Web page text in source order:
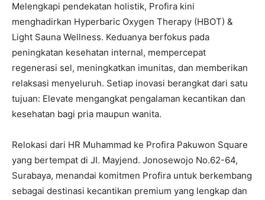
Melengkapi pendekatan holistik, Profira kini
menghadirkan Hyperbaric Oxygen Therapy (HBOT) &
Light Sauna Wellness. Keduanya berfokus pada
peningkatan kesehatan internal, mempercepat
regenerasi sel, meningkatkan imunitas, dan memberikan
relaksasi menyeluruh. Setiap inovasi berangkat dari satu
tujuan: Elevate mengangkat pengalaman kecantikan dan
kesehatan bagi pria maupun wanita.
Relokasi dari HR Muhammad ke Profira Pakuwon Square
yang bertempat di JI. Mayjend. Jonosewojo No.62-64,
Surabaya, menandai komitmen Profira untuk berkembang
sebagai destinasi kecantikan premium yang lengkap dan